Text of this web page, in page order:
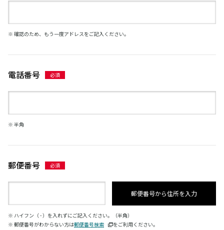
※ 確認のため、もう一度アドレスをご記入ください。
電話番号
※ 半角
郵便番号
郵便番号から住所を入力
※ ハイフン（ - ）を入れずにご記入ください。（半角）
※ 郵便番号がわからない方は郵便番号検索 をご利用ください。